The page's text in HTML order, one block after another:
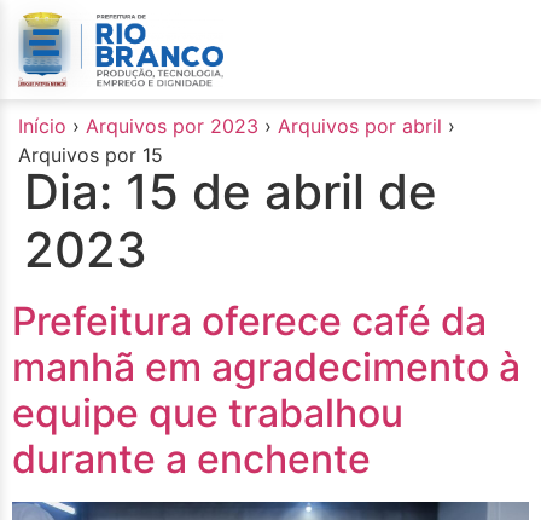
conteúdo
Início › Arquivos por 2023 › Arquivos por abril ›
Arquivos por 15
Dia: 15 de abril de
2023
Prefeitura oferece café da
manhã em agradecimento à
equipe que trabalhou
durante a enchente